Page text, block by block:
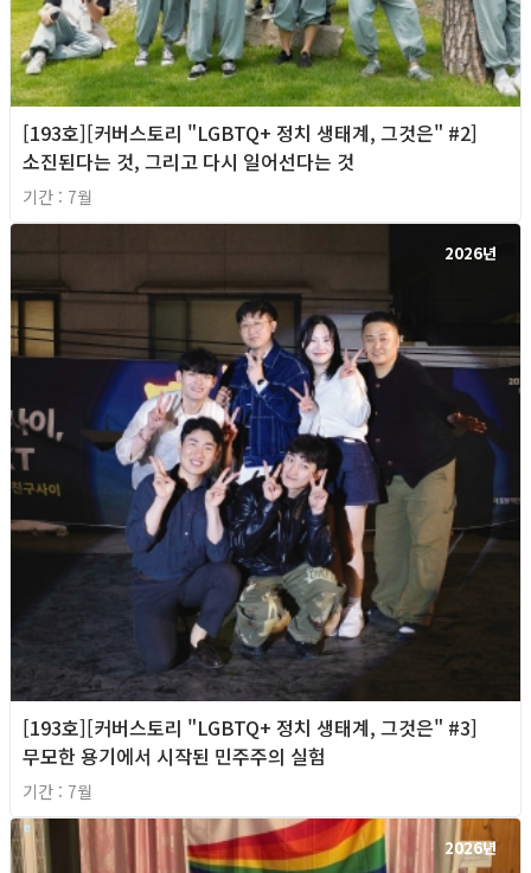
[193호][커버스토리 "LGBTQ+ 정치 생태계, 그것은" #2]
소진된다는 것, 그리고 다시 일어선다는 것
기간 : 7월
2026년
[193호][커버스토리 "LGBTQ+ 정치 생태계, 그것은" #3]
무모한 용기에서 시작된 민주주의 실험
기간 : 7월
2026년